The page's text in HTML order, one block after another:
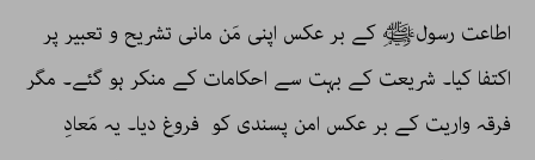
اطاعت رسولﷺ کے بر عکس اپنی مَن مانی تشریح و تعبیر پر
اکتفا کیا۔ شریعت کے بہت سے احکامات کے منکر ہو گئے۔ مگر
فرقہ واریت کے بر عکس امن پسندی کو فروغ دیا۔ یہ مَعادِ